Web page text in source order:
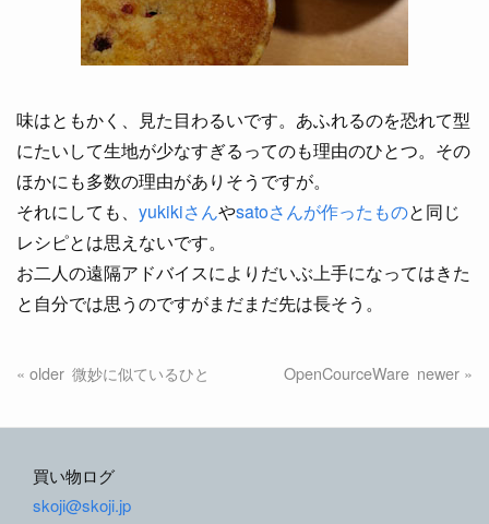
味はともかく、見た目わるいです。あふれるのを恐れて型
にたいして生地が少なすぎるってのも理由のひとつ。その
ほかにも多数の理由がありそうですが。
それにしても、 yukikiさんやsatoさんが作ったものと同じ
レシピとは思えないです。
お二人の遠隔アドバイスによりだいぶ上手になってはきた
と自分では思うのですがまだまだ先は長そう。
微妙に似ているひと OpenCourceWare
買い物ログ
skoji@skoji.jp